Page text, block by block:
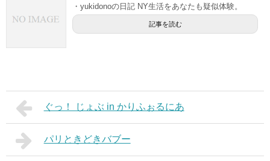
・yukidonoの日記 NY生活をあなたも疑似体験。
記事を読む
ぐっ！ じょぶ in かりふぉるにあ
パリときどきバブー